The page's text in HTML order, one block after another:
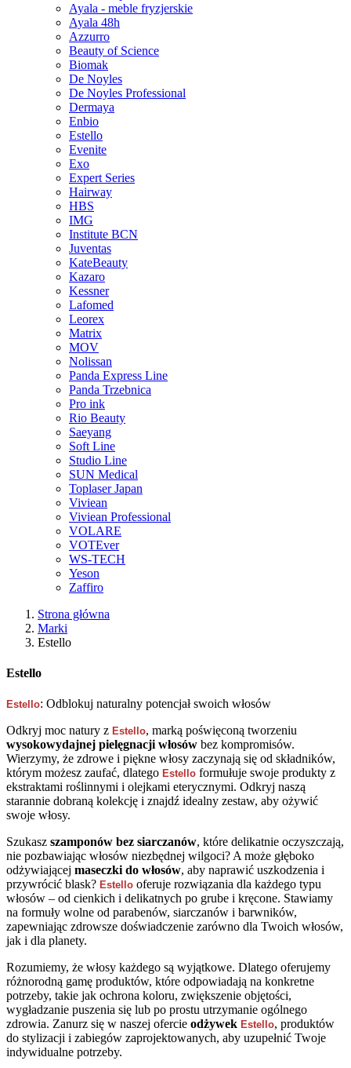
Ayala - meble fryzjerskie
Ayala 48h
Azzurro
Beauty of Science
Biomak
De Noyles
De Noyles Professional
Dermaya
Enbio
Estello
Evenite
Exo
Expert Series
Hairway
HBS
IMG
Institute BCN
Juventas
KateBeauty
Kazaro
Kessner
Lafomed
Leorex
Matrix
MOV
Nolissan
Panda Express Line
Panda Trzebnica
Pro ink
Rio Beauty
Saeyang
Soft Line
Studio Line
SUN Medical
Toplaser Japan
Viviean
Viviean Professional
VOLARE
VOTEver
WS-TECH
Yeson
Zaffiro
Strona główna
Marki
Estello
Estello
Estello: Odblokuj naturalny potencjał swoich włosów
Odkryj moc natury z Estello, marką poświęconą tworzeniu
wysokowydajnej pielęgnacji włosów bez kompromisów.
Wierzymy, że zdrowe i piękne włosy zaczynają się od składników,
którym możesz zaufać, dlatego Estello formułuje swoje produkty z
ekstraktami roślinnymi i olejkami eterycznymi. Odkryj naszą
starannie dobraną kolekcję i znajdź idealny zestaw, aby ożywić
swoje włosy.
Szukasz szamponów bez siarczanów, które delikatnie oczyszczają,
nie pozbawiając włosów niezbędnej wilgoci? A może głęboko
odżywiającej maseczki do włosów, aby naprawić uszkodzenia i
przywrócić blask? Estello oferuje rozwiązania dla każdego typu
włosów – od cienkich i delikatnych po grube i kręcone. Stawiamy
na formuły wolne od parabenów, siarczanów i barwników,
zapewniając zdrowsze doświadczenie zarówno dla Twoich włosów,
jak i dla planety.
Rozumiemy, że włosy każdego są wyjątkowe. Dlatego oferujemy
różnorodną gamę produktów, które odpowiadają na konkretne
potrzeby, takie jak ochrona koloru, zwiększenie objętości,
wygładzanie puszenia się lub po prostu utrzymanie ogólnego
zdrowia. Zanurz się w naszej ofercie odżywek Estello, produktów
do stylizacji i zabiegów zaprojektowanych, aby uzupełnić Twoje
indywidualne potrzeby.